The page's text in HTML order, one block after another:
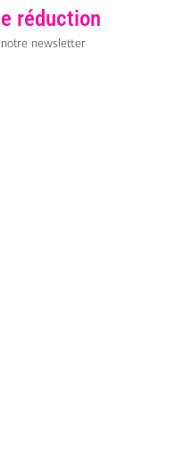
réduction
notre newsletter